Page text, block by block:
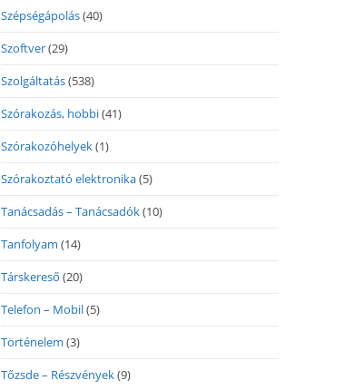
Szépségápolás(40)
Szoftver(29)
Szolgáltatás(538)
Szórakozás, hobbi(41)
Szórakozóhelyek(1)
Szórakoztató elektronika(5)
Tanácsadás – Tanácsadók(10)
Tanfolyam (14)
Társkereső (20)
Telefon – Mobil(5)
Történelem (3)
Tőzsde – Részvények(9)